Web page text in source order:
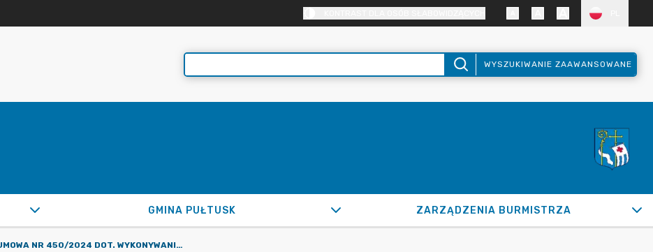
WYSZUKIWANIE ZAAWANSOWANE
GMINA PUŁTUSK ZARZĄDZENIA BURMISTRZA
UMOWA NR 450/2024 DOT. WYKONYWANIA ZADAŃ OPERATORA OBSŁUGI INFORMATYCZNEJ OBWODOWEJ KOMISJI WYBORCZEJ NR 4 Z/S W ZESPOLE SZKOLNO-PRZEDSZKOLNYM W PRZEMIAROWIE W WYBORACH DO PARLAMENTU EUROPEJSKIEGO ZARZĄDZONYCH NA DZIEŃ 9.06.20024R.